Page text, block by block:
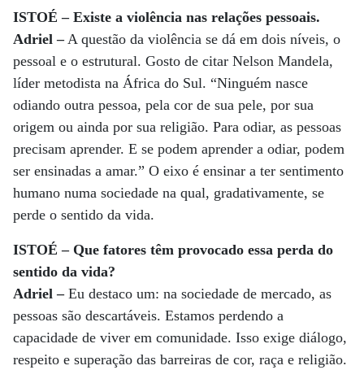
ISTOÉ – Existe a violência nas relações pessoais.
Adriel –A questão da violência se dá em dois níveis, o
pessoal e o estrutural. Gosto de citar Nelson Mandela,
líder metodista na África do Sul. “Ninguém nasce
odiando outra pessoa, pela cor de sua pele, por sua
origem ou ainda por sua religião. Para odiar, as pessoas
precisam aprender. E se podem aprender a odiar, podem
ser ensinadas a amar.” O eixo é ensinar a ter sentimento
humano numa sociedade na qual, gradativamente, se
perde o sentido da vida.
ISTOÉ – Que fatores têm provocado essa perda do
sentido da vida?
Adriel – Eu destaco um: na sociedade de mercado, as
pessoas são descartáveis. Estamos perdendo a
capacidade de viver em comunidade. Isso exige diálogo,
respeito e superação das barreiras de cor, raça e religião.